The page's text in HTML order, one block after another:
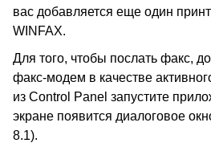
вас добавляется еще один
WINFAX.
Для того, чтобы послать факс,
факс-модем в качестве
из Control Panel запустите
экране появится диалоговое
8.1).